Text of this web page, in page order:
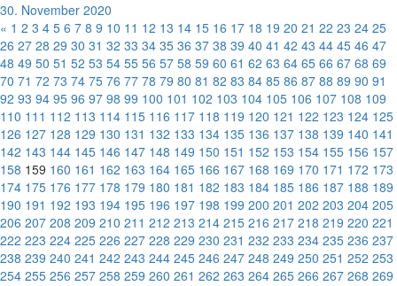
30. November 2020
« 1 2 3 4 5 6 7 8 9 10 11 12 13 14 15 16 17 18 19 20 21 22 23 24 25
26 27 28 29 30 31 32 33 34 35 36 37 38 39 40 41 42 43 44 45 46 47
48 49 50 51 52 53 54 55 56 57 58 59 60 61 62 63 64 65 66 67 68 69
70 71 72 73 74 75 76 77 78 79 80 81 82 83 84 85 86 87 88 89 90 91
92 93 94 95 96 97 98 99 100 101 102 103 104 105 106 107 108 109
110 111 112 113 114 115 116 117 118 119 120 121 122 123 124 125
126 127 128 129 130 131 132 133 134 135 136 137 138 139 140 141
142 143 144 145 146 147 148 149 150 151 152 153 154 155 156 157
158 159 160 161 162 163 164 165 166 167 168 169 170 171 172 173
174 175 176 177 178 179 180 181 182 183 184 185 186 187 188 189
190 191 192 193 194 195 196 197 198 199 200 201 202 203 204 205
206 207 208 209 210 211 212 213 214 215 216 217 218 219 220 221
222 223 224 225 226 227 228 229 230 231 232 233 234 235 236 237
238 239 240 241 242 243 244 245 246 247 248 249 250 251 252 253
254 255 256 257 258 259 260 261 262 263 264 265 266 267 268 269